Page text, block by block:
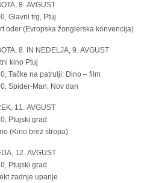
8. AVGUST
Glavni trg, Ptuj
oder (Evropska žonglerska konvencija)
8. IN NEDELJA, 9. AVGUST
kino Ptuj
Tačke na patrulji: Dino – film
Spider-Man: Nov dan
11. AVGUST
Ptujski grad
(Kino brez stropa)
12. AVGUST
Ptujski grad
zadnje upanje